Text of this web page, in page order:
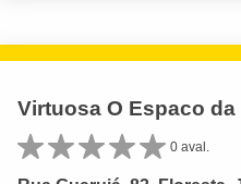
Virtuosa O Espaco da
0 aval.